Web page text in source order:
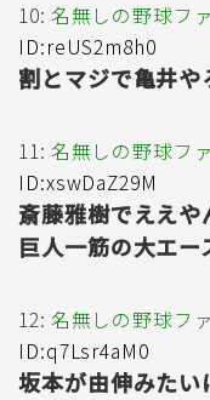
10: 名無しの野球フ
ID:reUS2m8h0
割とマジで亀井や
11: 名無しの野球フ
ID:xswDaZ29M
斎藤雅樹でええや
巨人一筋の大エー
12: 名無しの野球フ
ID:q7Lsr4aM0
坂本が由伸みたい